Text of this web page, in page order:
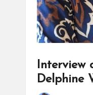
Interview
Delphine